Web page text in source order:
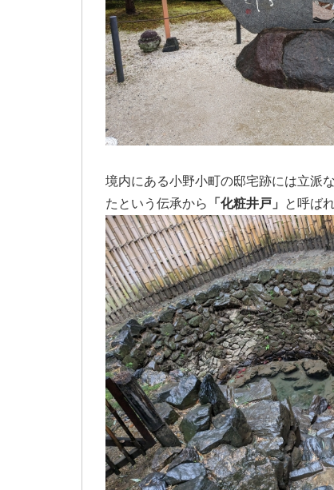
境内にある小野小町の邸宅跡には立派
たという伝承から
「化粧井戸」 と呼ば